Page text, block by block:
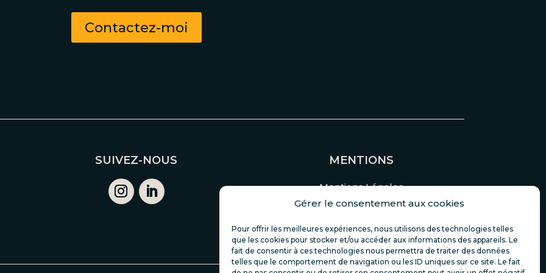
Gérer le consentement aux cookies
Pour offrir les meilleures expériences, nous utilisons des technologies telles
que les cookies pour stocker et/ou accéder aux informations des appareils. Le
fait de consentir à ces technologies nous permettra de traiter des données
telles que le comportement de navigation ou les ID uniques sur ce site. Le fait
Contactez-moi
SUIVEZ-NOUS MENTIONS
Mentions Légales
Protection des données